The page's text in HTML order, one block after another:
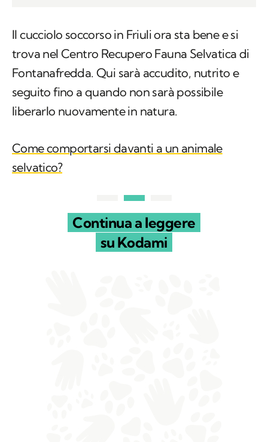
Il cucciolo soccorso in Friuli ora sta bene e si
trova nel Centro Recupero Fauna Selvatica di
Fontanafredda. Qui sarà accudito, nutrito e
seguito fino a quando non sarà possibile
liberarlo nuovamente in natura.
Come comportarsi davanti a un animale
selvatico?
Continua a leggere
su Kodami